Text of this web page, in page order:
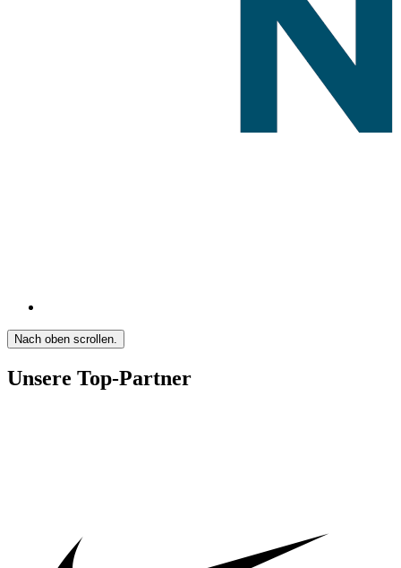
Nach oben scrollen.
Unsere Top-Partner